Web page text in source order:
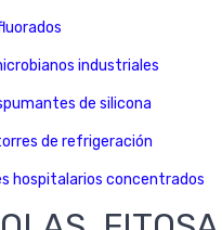
industriales
de silicona
de refrigeración
hospitalarios concentrados